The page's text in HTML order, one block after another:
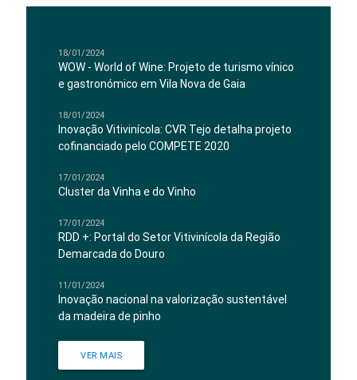
18/01/2024
WOW - World of Wine: Projeto de turismo vínico
e gastronómico em Vila Nova de Gaia
18/01/2024
Inovação Vitivinícola: CVR Tejo detalha projeto
cofinanciado pelo COMPETE 2020
17/01/2024
Cluster da Vinha e do Vinho
17/01/2024
RDD +: Portal do Setor Vitivinícola da Região
Demarcada do Douro
11/01/2024
Inovação nacional na valorização sustentável
da madeira de pinho
VER MAIS